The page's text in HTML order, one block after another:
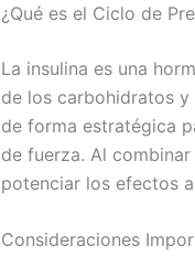
¿Qué es el Ciclo de
La insulina es una
de los carbohidratos
de forma estratégica
de fuerza. Al
potenciar los efectos
Consideraciones